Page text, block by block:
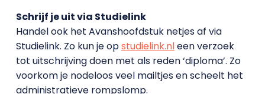
Schrijf je uit via Studielink
Handel ook het Avanshoofdstuk netjes af via
Studielink. Zo kun je opstudielink.nleen verzoek
tot uitschrijving doen met als reden ‘diploma’. Zo
voorkom je nodeloos veel mailtjes en scheelt het
administratieve rompslomp.